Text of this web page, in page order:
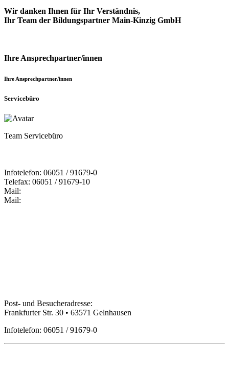
Wir danken Ihnen für Ihr Verständnis,
Ihr Team der Bildungspartner Main-Kinzig GmbH
Ihre Ansprechpartner/innen
Ihre Ansprechpartner/innen
Servicebüro
Team Servicebüro
Infotelefon: 06051 / 91679-0
Telefax: 06051 / 91679-10
Mail:
Mail:
Post- und Besucheradresse:
Frankfurter Str. 30 • 63571 Gelnhausen
Infotelefon: 06051 / 91679-0